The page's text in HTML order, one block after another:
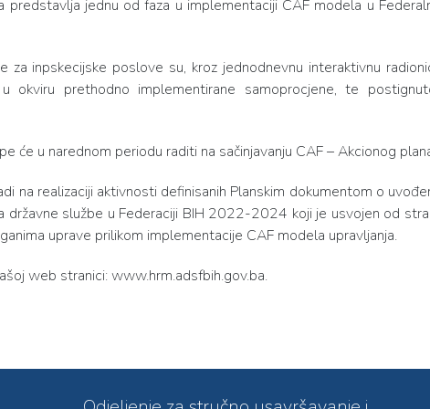
predstavlja jednu od faza u implementaciji CAF modela u
inpskecijske poslove su, kroz jednodnevnu interaktivnu
okviru prethodno implementirane samoprocjene, te
će u narednom periodu raditi na sačinjavanju CAF – Akcionog
na realizaciji aktivnosti definisanih Planskim dokumentom o
državne službe u Federaciji BIH 2022-2024 koji je usvojen od
uprave prilikom implementacije CAF modela upravljanja.
web stranici: www.hrm.adsfbih.gov.ba.